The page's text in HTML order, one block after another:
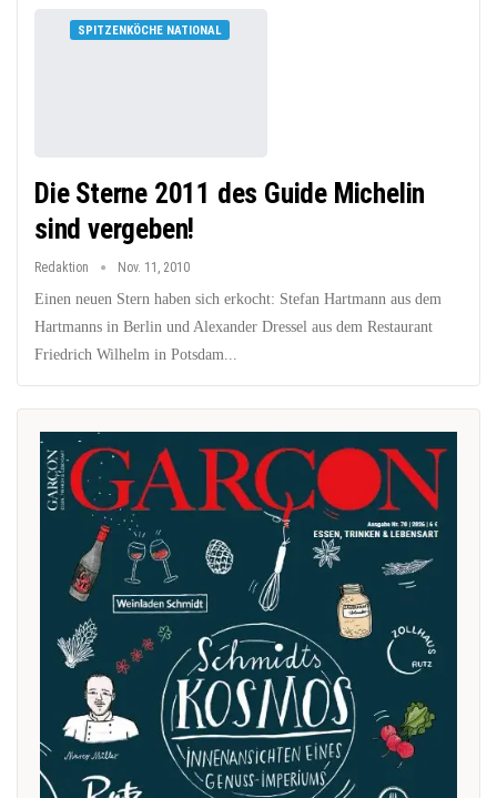
SPITZENKÖCHE NATIONAL
Die Sterne 2011 des Guide Michelin
sind vergeben!
Redaktion Nov. 11, 2010
Einen neuen Stern haben sich erkocht: Stefan Hartmann aus dem
Hartmanns in Berlin und Alexander Dressel aus dem Restaurant
Friedrich Wilhelm in Potsdam...